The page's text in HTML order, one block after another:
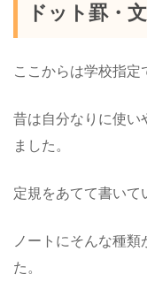
ドット罫・
ここからは学校指定
昔は自分なりに使い
ました。
定規をあてて書いて
ノートにそんな種
た。